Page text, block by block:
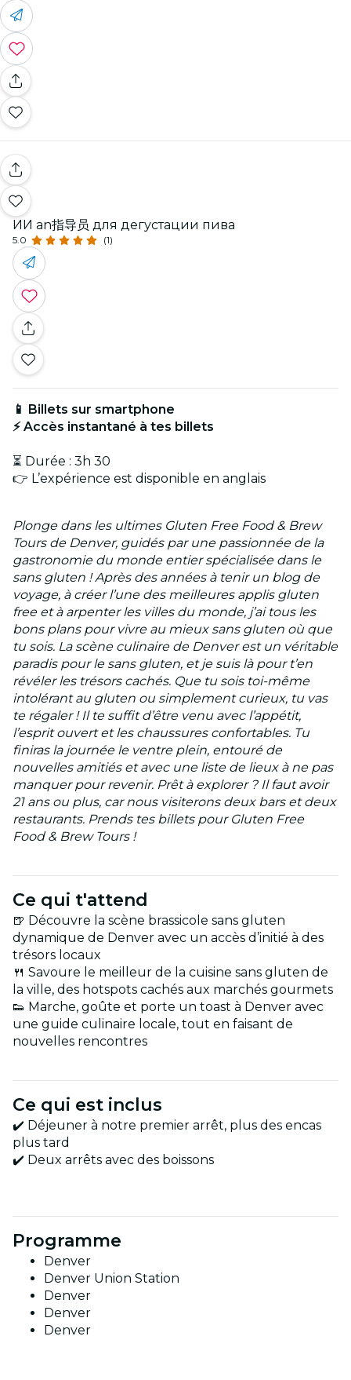
ИИ an指导员 для дегустации пива
5.0 (1)
📱 Billets sur smartphone
⚡ Accès instantané à tes billets
⏳ Durée : 3h 30
👉 L’expérience est disponible en anglais
Plonge dans les ultimes Gluten Free Food & Brew
Tours de Denver, guidés par une passionnée de la
gastronomie du monde entier spécialisée dans le
sans gluten ! Après des années à tenir un blog de
voyage, à créer l’une des meilleures applis gluten
free et à arpenter les villes du monde, j’ai tous les
bons plans pour vivre au mieux sans gluten où que
tu sois. La scène culinaire de Denver est un véritable
paradis pour le sans gluten, et je suis là pour t’en
révéler les trésors cachés. Que tu sois toi-même
intolérant au gluten ou simplement curieux, tu vas
te régaler ! Il te suffit d’être venu avec l’appétit,
l’esprit ouvert et les chaussures confortables. Tu
finiras la journée le ventre plein, entouré de
nouvelles amitiés et avec une liste de lieux à ne pas
manquer pour revenir. Prêt à explorer ? Il faut avoir
21 ans ou plus, car nous visiterons deux bars et deux
restaurants. Prends tes billets pour Gluten Free
Food & Brew Tours !
Ce qui t'attend
🍺 Découvre la scène brassicole sans gluten
dynamique de Denver avec un accès d’initié à des
trésors locaux
🍴 Savoure le meilleur de la cuisine sans gluten de
la ville, des hotspots cachés aux marchés gourmets
👟 Marche, goûte et porte un toast à Denver avec
une guide culinaire locale, tout en faisant de
nouvelles rencontres
Ce qui est inclus
✔️ Déjeuner à notre premier arrêt, plus des encas
plus tard
✔️ Deux arrêts avec des boissons
Programme
Denver
Denver Union Station
Denver
Denver
Denver